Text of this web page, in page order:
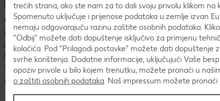
Česta pitanja o postupku prijave
U procesu prijave mogu se pojaviti mnoga pitanja. U
nastavku ćeš naći pregled najčešćih pitanja i odgovora.Ako
nismo uspjeli odgovoriti na tvoje pitanje ili nedoumicu,
slobodno nam se javi na
karijera@kaufland.hr
Česta pitanja o postupku prijave
trećih strana, ako ste nam za to dali svoju privolu klikom na
Spomenuto uključuje i prijenose podataka u zemlje izvan
nemaju odgovarajuću razinu zaštite osobnih podataka.
"Odbij" možete dati dopuštenje isključivo za primjenu
kolačića. Pod "Prilagodi postavke" možete dati dopuštenje
svrhe korištenja. Dodatne informacije, uključujući Vaše
opoziv privole u bilo kojem trenutku, možete pronaći u
o zaštiti osobnih podataka . Naš impressum možete pronaći